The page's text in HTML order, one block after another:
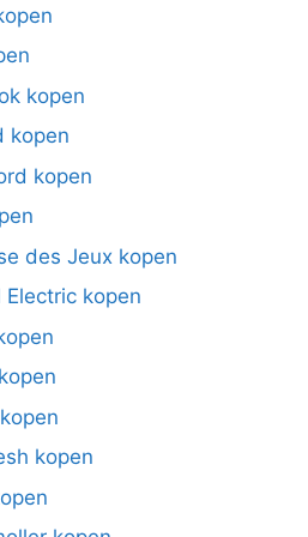
kopen
kopen
kopen
des Jeux kopen
kopen
kopen